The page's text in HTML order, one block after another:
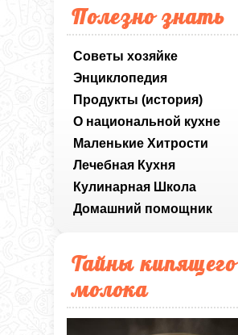
Полезно знать
Советы хозяйке
Энциклопедия
Продукты (история)
О национальной кухне
Маленькие Хитрости
Лечебная Кухня
Кулинарная Школа
Домашний помощник
Тайны кипящего
молока